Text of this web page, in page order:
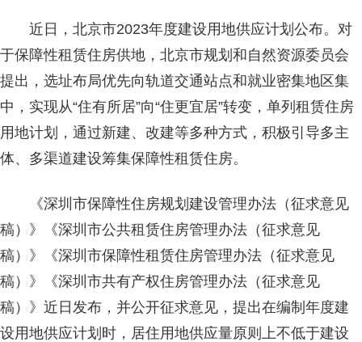
近日，北京市2023年度建设用地供应计划公布。对
于保障性租赁住房供地，北京市规划和自然资源委员会
提出，选址布局优先向轨道交通站点和就业密集地区集
中，实现从“住有所居”向“住更宜居”转变，单列租赁住房
用地计划，通过新建、改建等多种方式，积极引导多主
体、多渠道建设筹集保障性租赁住房。
《深圳市保障性住房规划建设管理办法（征求意见
稿）》《深圳市公共租赁住房管理办法（征求意见
稿）》《深圳市保障性租赁住房管理办法（征求意见
稿）》《深圳市共有产权住房管理办法（征求意见
稿）》近日发布，并公开征求意见，提出在编制年度建
设用地供应计划时，居住用地供应量原则上不低于建设